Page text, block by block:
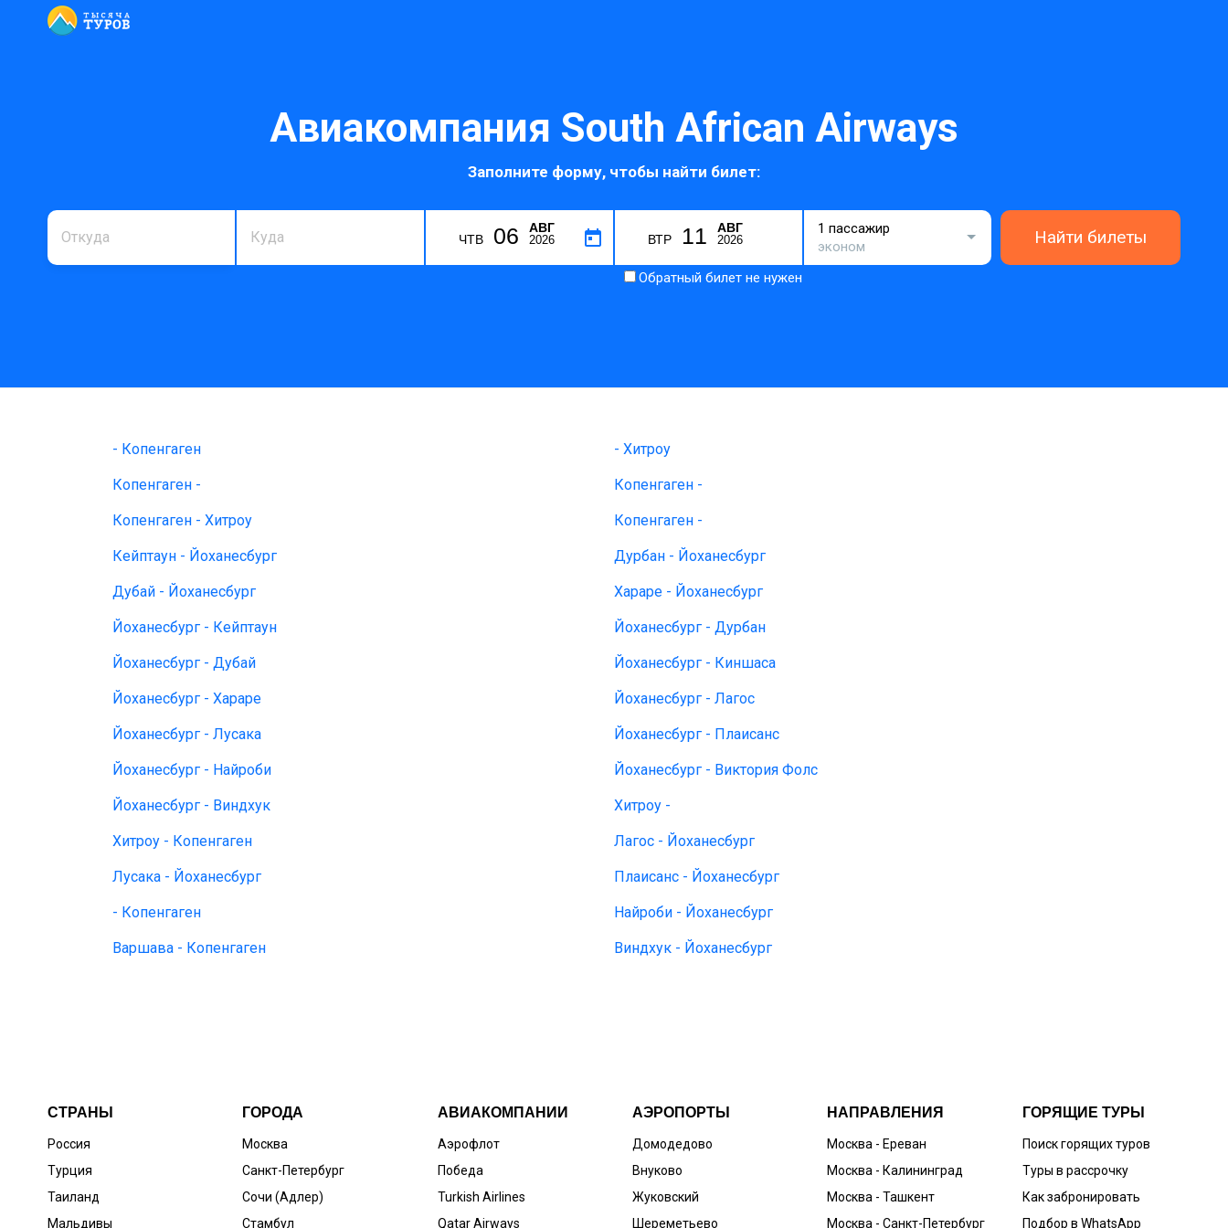
Авиакомпания South African Airways
Заполните форму, чтобы найти билет:
ЧТВ 06 АВГ
2026 ВТР 11 АВГ
2026
1 пассажир
эконом
Найти билеты
Обратный билет не нужен
- Копенгаген - Хитроу
Копенгаген - Копенгаген -
Копенгаген - Хитроу Копенгаген -
Кейптаун - Йоханесбург Дурбан - Йоханесбург
Дубай - Йоханесбург Хараре - Йоханесбург
Йоханесбург - Кейптаун Йоханесбург - Дурбан
Йоханесбург - Дубай Йоханесбург - Киншаса
Йоханесбург - Хараре Йоханесбург - Лагос
Йоханесбург - Лусака Йоханесбург - Плаисанс
Йоханесбург - Найроби Йоханесбург - Виктория Фолс
Йоханесбург - Виндхук Хитроу -
Хитроу - Копенгаген Лагос - Йоханесбург
Лусака - Йоханесбург Плаисанс - Йоханесбург
- Копенгаген Найроби - Йоханесбург
Варшава - Копенгаген Виндхук - Йоханесбург
СТРАНЫ
Россия
Турция
Таиланд
Мальдивы
ГОРОДА
Москва
Санкт-Петербург
Сочи (Адлер)
Стамбул
АВИАКОМПАНИИ
Аэрофлот
Победа
Turkish Airlines
Qatar Airways
АЭРОПОРТЫ
Домодедово
Внуково
Жуковский
Шереметьево
НАПРАВЛЕНИЯ
Москва - Ереван
Москва - Калининград
Москва - Ташкент
Москва - Санкт-Петербург
ГОРЯЩИЕ ТУРЫ
Поиск горящих туров
Туры в рассрочку
Как забронировать
Подбор в WhatsApp